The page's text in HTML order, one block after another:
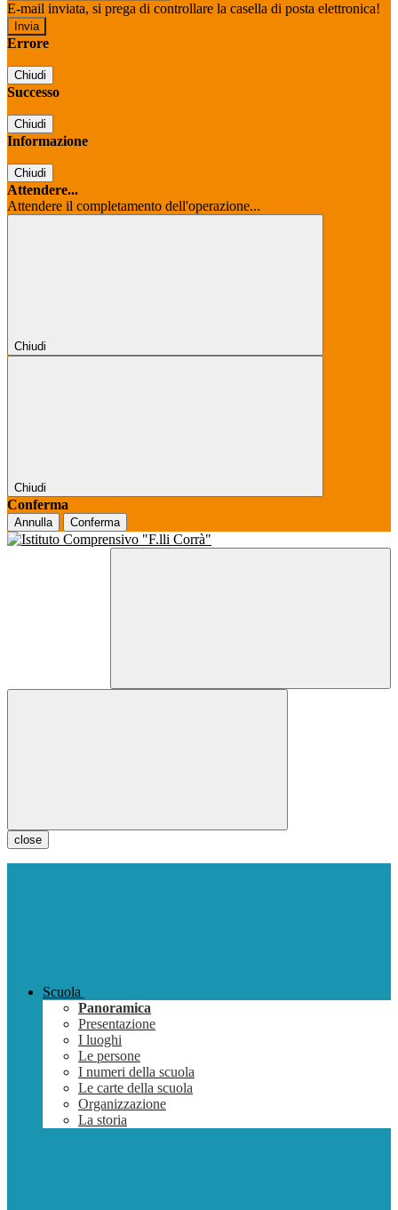
E-mail inviata, si prega di controllare la casella di posta elettronica!
Errore
Chiudi
Successo
Chiudi
Informazione
Chiudi
Attendere...
Attendere il completamento dell'operazione...
Chiudi
Chiudi
Conferma
Annulla Conferma
close
Scuola
Panoramica
Presentazione
I luoghi
Le persone
I numeri della scuola
Le carte della scuola
Organizzazione
La storia